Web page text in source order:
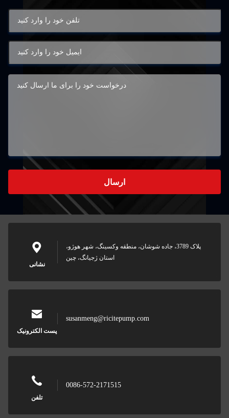
ارسال
نشانی
پلاک 3789، جاده شوشان، منطقه وکسینگ، شهر هوژو،
استان ژجیانگ، چین
پست الکترونیک
susanmeng@ricitepump.com
تلفن
0086-572-2171515